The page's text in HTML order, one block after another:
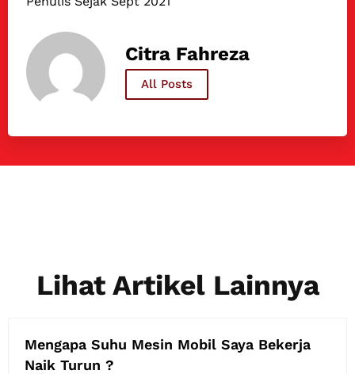
Citra Fahreza
All Posts
Lihat Artikel Lainnya
Mengapa Suhu Mesin Mobil Saya Bekerja
Naik Turun ?